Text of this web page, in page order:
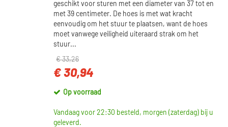
BINNENDIAMETER 2 [MM]
Op voorraad (74)
geschikt voor sturen met een diameter van 37 tot en
met 39 centimeter. De hoes is met wat kracht
eenvoudig om het stuur te plaatsen, want de hoes
moet vanwege veiligheid uiteraard strak om het
stuur...
€ 33,26
€ 30,94
Op voorraad
Vandaag voor 22:30 besteld, morgen (zaterdag) bij u
geleverd.